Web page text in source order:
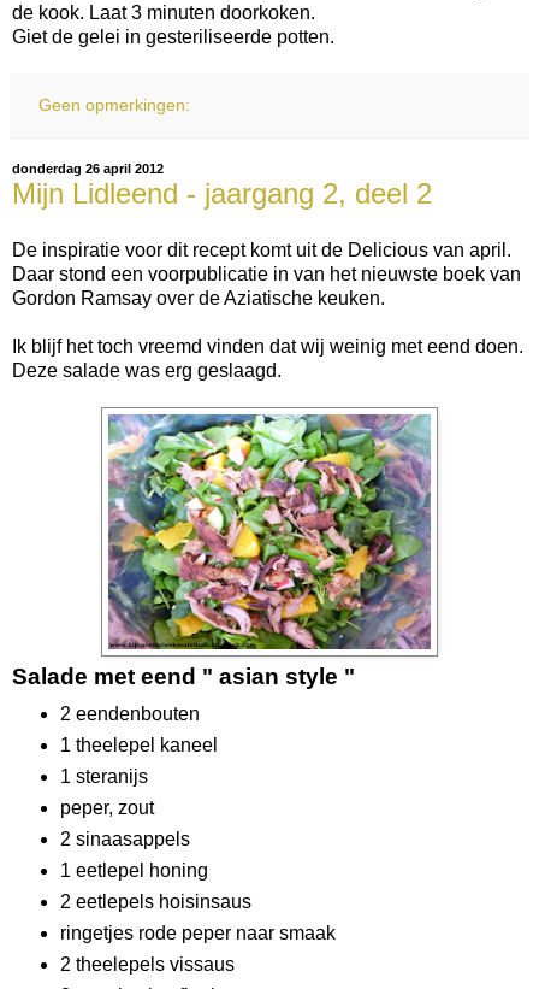
de kook. Laat 3 minuten doorkoken.
Giet de gelei in gesteriliseerde potten.
Geen opmerkingen:
donderdag 26 april 2012
Mijn Lidleend - jaargang 2, deel 2
De inspiratie voor dit recept komt uit de Delicious van april.
Daar stond een voorpublicatie in van het nieuwste boek van
Gordon Ramsay over de Aziatische keuken.
Ik blijf het toch vreemd vinden dat wij weinig met eend doen.
Deze salade was erg geslaagd.
Salade met eend " asian style "
2 eendenbouten
1 theelepel kaneel
1 steranijs
peper, zout
2 sinaasappels
1 eetlepel honing
2 eetlepels hoisinsaus
ringetjes rode peper naar smaak
2 theelepels vissaus